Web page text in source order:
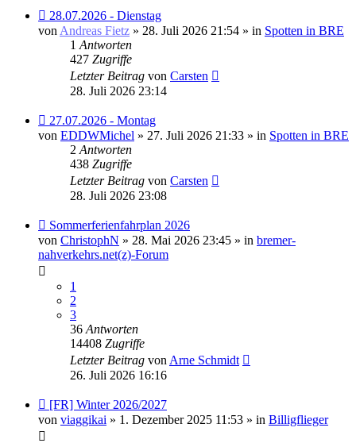
Neuer
Beitrag
28.07.2026 - Dienstag
von Andreas Fietz » 28. Juli 2026 21:54 » in Spotten in BRE
1 Antworten
427 Zugriffe
Letzter Beitrag von Carsten
28. Juli 2026 23:14
Neuer
Beitrag
27.07.2026 - Montag
von EDDWMichel » 27. Juli 2026 21:33 » in Spotten in BRE
2 Antworten
438 Zugriffe
Letzter Beitrag von Carsten
28. Juli 2026 23:08
Neuer
Beitrag
Sommerferienfahrplan 2026
von ChristophN » 28. Mai 2026 23:45 » in bremer-
nahverkehrs.net(z)-Forum
1
2
3
36 Antworten
14408 Zugriffe
Letzter Beitrag von Arne Schmidt
26. Juli 2026 16:16
Neuer
Beitrag
[FR] Winter 2026/2027
von viaggikai » 1. Dezember 2025 11:53 » in Billigflieger